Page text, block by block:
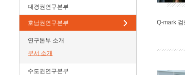
대경권연구본부
호남권연구본부
연구본부 소개
부서 소개
수도권연구본부
Q-mark